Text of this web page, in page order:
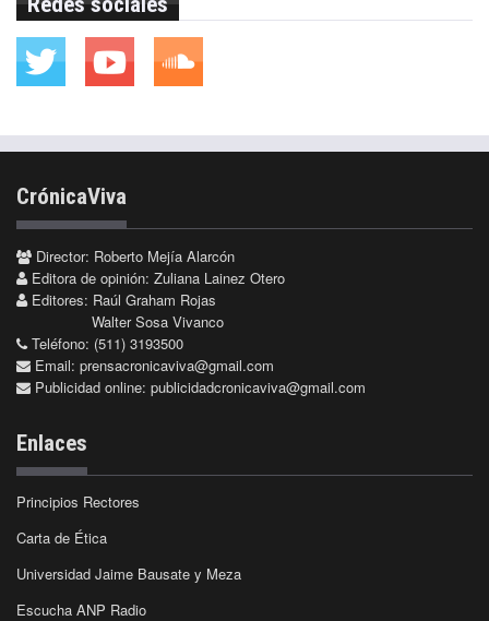
CrónicaViva
Director: Roberto Mejía Alarcón
Editora de opinión: Zuliana Lainez Otero
Editores: Raúl Graham Rojas
Walter Sosa Vivanco
Teléfono: (511) 3193500
Email: prensacronicaviva@gmail.com
Publicidad online: publicidadcronicaviva@gmail.com
Enlaces
Principios Rectores
Carta de Ética
Universidad Jaime Bausate y Meza
Escucha ANP Radio